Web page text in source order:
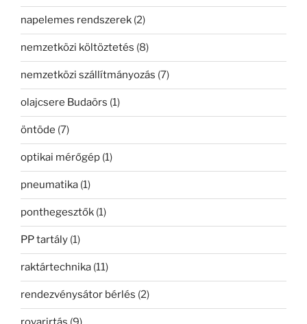
napelemes rendszerek (2)
nemzetközi költöztetés (8)
nemzetközi szállítmányozás (7)
olajcsere Budaörs (1)
öntöde (7)
optikai mérőgép (1)
pneumatika (1)
ponthegesztők (1)
PP tartály (1)
raktártechnika (11)
rendezvénysátor bérlés (2)